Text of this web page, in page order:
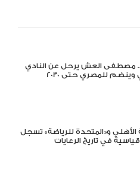
مصطفى العش يرحل عن النادي
وينضم للمصري حتى 2030
الأهلي و«المتحدة للرياضة» تسجل
قياسية في تاريخ الرعايات